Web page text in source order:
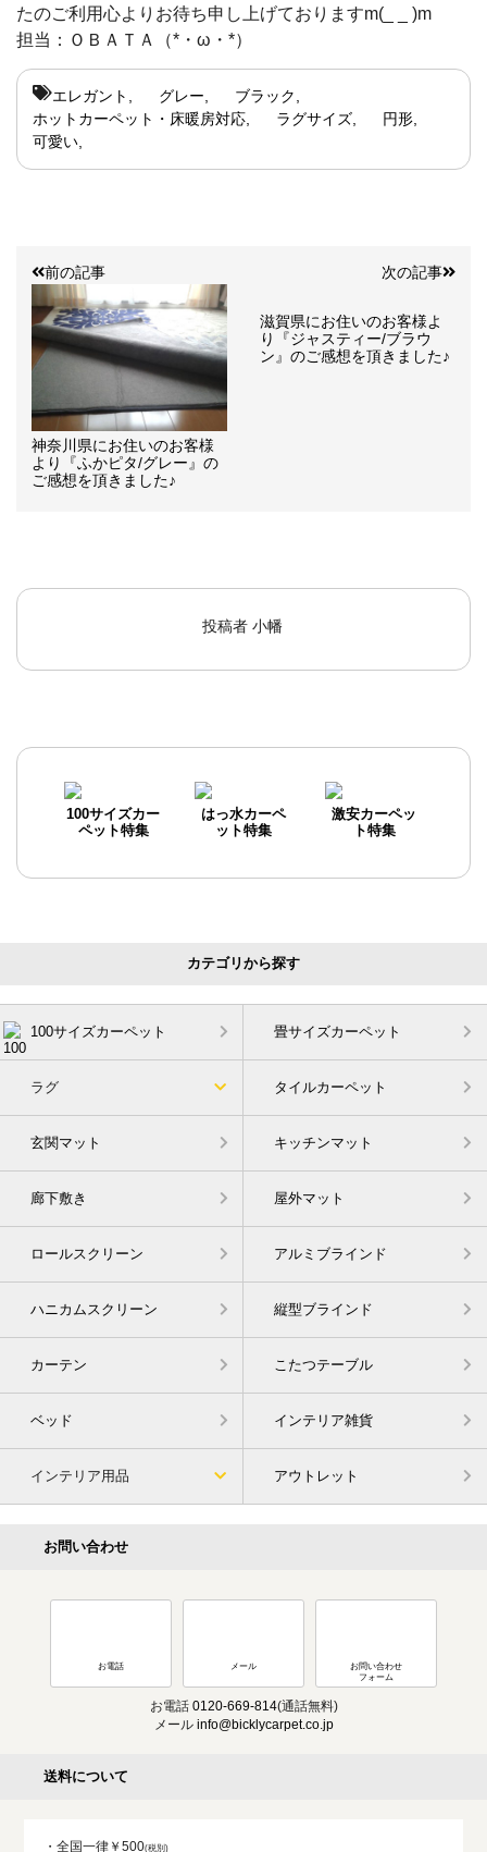
たのご利用心よりお待ち申し上げておりますm(_ _ )m
担当：ＯＢＡＴＡ（*・ω・*）
エレガント グレー
ブラック
ホットカーペット・床暖房対応
ラグサイズ
円形
可愛い
前の記事
神奈川県にお住いのお客様
より『ふかピタ/グレー』の
ご感想を頂きました♪
次の記事
滋賀県にお住いのお客様よ
り『ジャスティー/ブラウ
ン』のご感想を頂きました♪
投稿者小幡
100サイズカー
ペット特集
はっ水カーペ
ット特集
激安カーペッ
ト特集
カテゴリから探す
100サイズカーペット 畳サイズカーペット
ラグ タイルカーペット
玄関マット キッチンマット
廊下敷き 屋外マット
ロールスクリーン アルミブラインド
ハニカムスクリーン 縦型ブラインド
カーテン こたつテーブル
ベッド インテリア雑貨
インテリア用品 アウトレット
お問い合わせ
お電話 メール
お問い合わせ
フォーム
お電話 0120-669-814(通話無料)
メール info@bicklycarpet.co.jp
送料について
・全国一律￥500